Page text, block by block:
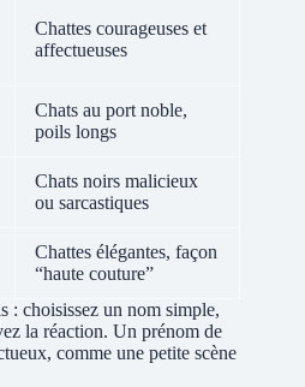
Chattes courageuses et
affectueuses
Chats au port noble,
poils longs
Chats noirs malicieux
ou sarcastiques
Chattes élégantes, façon
“haute couture”
: choisissez un nom simple,
la réaction. Un prénom de
comme une petite scène